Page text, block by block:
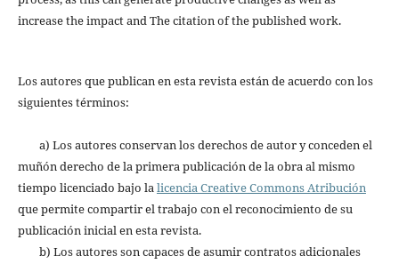
increase the impact and The citation of the published work.
Los autores que publican en esta revista están de acuerdo con los
siguientes términos:
a) Los autores conservan los derechos de autor y conceden el
muñón derecho de la primera publicación de la obra al mismo
tiempo licenciado bajo lalicencia Creative Commons Atribución
que permite compartir el trabajo con el reconocimiento de su
publicación inicial en esta revista.
b) Los autores son capaces de asumir contratos adicionales